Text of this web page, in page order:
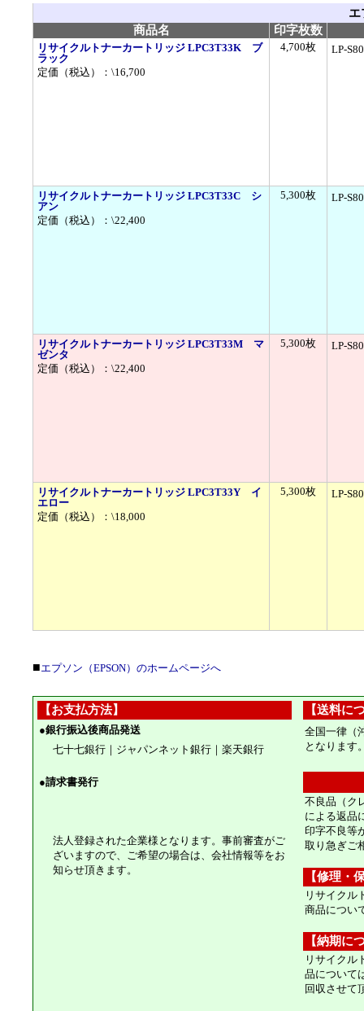
エ
商品名
印字枚数
リサイクルトナーカートリッジ LPC3T33K ブ
ラック
定価（税込）：\16,700
4,700枚 LP-
リサイクルトナーカートリッジ LPC3T33C シ
アン
定価（税込）：\22,400
5,300枚 LP-
リサイクルトナーカートリッジ LPC3T33M マ
ゼンタ
定価（税込）：\22,400
5,300枚 LP-
リサイクルトナーカートリッジ LPC3T33Y イ
エロー
定価（税込）：\18,000
5,300枚 LP-
■エプソン（EPSON）のホームページへ
【お支払方法】 【送料に
●銀行振込後商品発送
全国一律（
となります
七十七銀行｜ジャパンネット銀行｜楽天銀行
●請求書発行
法人登録された企業様となります。事前審査がご
ざいますので、ご希望の場合は、会社情報等をお
知らせ頂きます。
不良品（ク
による返品
印字不良等
取り急ぎご
【修理・
リサイクル
商品につい
【納期に
リサイクル
品について
回収させて